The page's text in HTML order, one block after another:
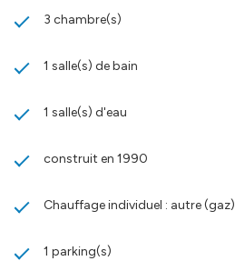
3 chambre(s)
1 salle(s) de bain
1 salle(s) d'eau
construit en 1990
Chauffage individuel : autre (gaz)
1 parking(s)